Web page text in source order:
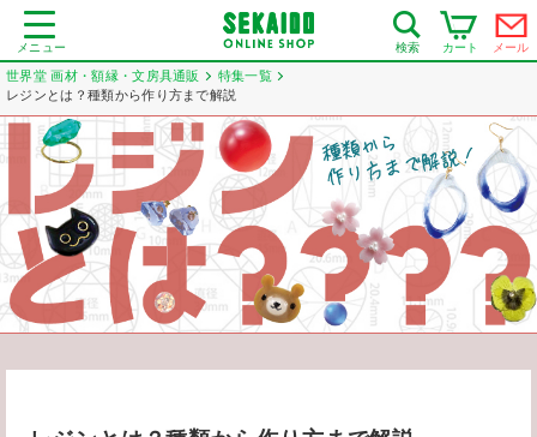
メニュー 検索 カート メール
世界堂 画材・額縁・文房具通販
特集一覧
レジンとは？種類から作り方まで解説